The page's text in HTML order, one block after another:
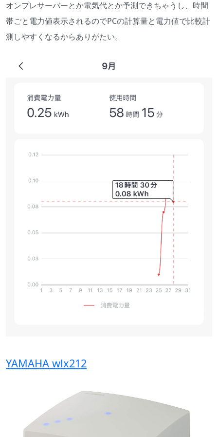
オンプレサーバーとか電気代とか予測できちゃうし、時間
帯ごと電力値表示されるのでPCの計算量と電力値で比較計
測しやすくなるからありがたい。
YAMAHA wlx212